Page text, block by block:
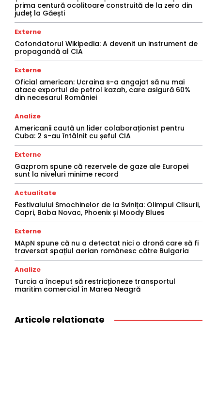
prima centură ocolitoare construită de la zero din
județ la Găești
Externe
Cofondatorul Wikipedia: A devenit un instrument de
propagandă al CIA
Externe
Oficial american: Ucraina s-a angajat să nu mai
atace exportul de petrol kazah, care asigură 60%
din necesarul României
Analize
Americanii caută un lider colaboraționist pentru
Cuba: 2 s-au întâlnit cu șeful CIA
Externe
Gazprom spune că rezervele de gaze ale Europei
sunt la niveluri minime record
Actualitate
Festivalului Smochinelor de la Svinița: Olimpul Clisurii,
Capri, Baba Novac, Phoenix și Moody Blues
Externe
MApN spune că nu a detectat nici o dronă care să fi
traversat spațiul aerian românesc către Bulgaria
Analize
Turcia a început să restricționeze transportul
maritim comercial în Marea Neagră
Articole relationate